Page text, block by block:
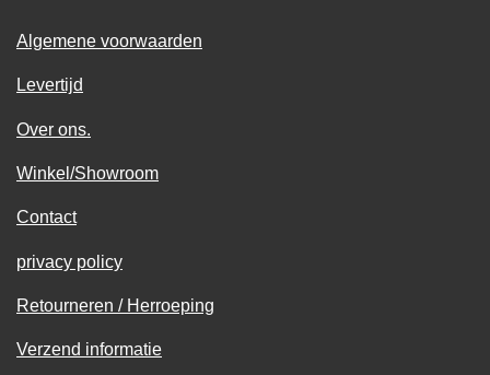
Algemene voorwaarden
Levertijd
Over ons.
Winkel/Showroom
Contact
privacy policy
Retourneren / Herroeping
Verzend informatie